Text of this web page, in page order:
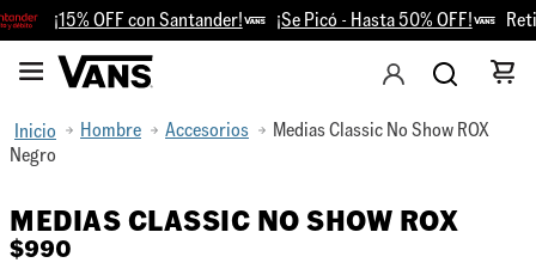
¡15% OFF con Santander! ¡Se Picó - Hasta 50% OFF!
Hombre Accesorios
Medias Classic No Show ROX
Negro
MEDIAS CLASSIC NO SHOW ROX
$990